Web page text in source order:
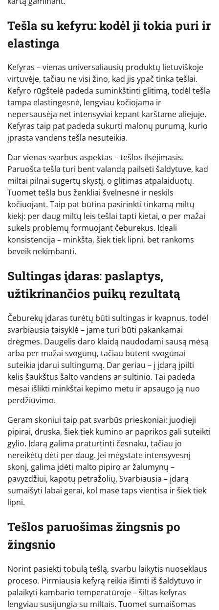
Tešla su kefyru: kodėl ji tokia puri ir
elastinga
Kefyras – vienas universaliausių produktų lietuviškoje
virtuvėje, tačiau ne visi žino, kad jis ypač tinka tešlai.
Kefyro rūgštelė padeda suminkštinti glitimą, todėl tešla
tampa elastingesnė, lengviau kočiojama ir
nepersausėja net intensyviai kepant karštame aliejuje.
Kefyras taip pat padeda sukurti malonų purumą, kurio
įprasta vandens tešla nesuteikia.
Dar vienas svarbus aspektas – tešlos ilsėjimasis.
Paruošta tešla turi bent valandą pailsėti šaldytuve, kad
miltai pilnai sugertų skystį, o glitimas atpalaiduotų.
Tuomet tešla bus ženkliai švelnesnė ir neskils
kočiuojant. Taip pat būtina pasirinkti tinkamą miltų
kiekį: per daug miltų leis tešlai tapti kietai, o per mažai
sukels problemų formuojant čeburekus. Ideali
konsistencija – minkšta, šiek tiek lipni, bet rankoms
beveik nekimbanti.
Sultingas įdaras: paslaptys,
užtikrinančios puikų rezultatą
Čeburekų įdaras turėtų būti sultingas ir kvapnus, todėl
svarbiausia taisyklė – jame turi būti pakankamai
drėgmės. Daugelis daro klaidą naudodami sausą mėsą
arba per mažai svogūnų, tačiau būtent svogūnai
suteikia įdarui sultingumą. Dar geriau – į įdarą įpilti
kelis šaukštus šalto vandens ar sultinio. Tai padeda
mėsai išlikti minkštai kepimo metu ir apsaugo ją nuo
perdžiūvimo.
Geram skoniui taip pat svarbūs prieskoniai: juodieji
pipirai, druska, šiek tiek kumino ar paprikos gali suteikti
gylio. Įdarą galima praturtinti česnaku, tačiau jo
nereikėtų dėti per daug. Jei mėgstate intensyvesnį
skonį, galima įdėti malto pipiro ar žalumynų –
pavyzdžiui, kapotų petražolių. Svarbiausia – įdarą
sumaišyti labai gerai, kol masė taps vientisa ir šiek tiek
lipni.
Tešlos paruošimas žingsnis po
žingsnio
Norint pasiekti tobulą tešlą, svarbu laikytis nuoseklaus
proceso. Pirmiausia kefyrą reikia išimti iš šaldytuvo ir
palaikyti kambario temperatūroje – šiltas kefyras
lengviau susijungia su miltais. Tuomet sumaišomas